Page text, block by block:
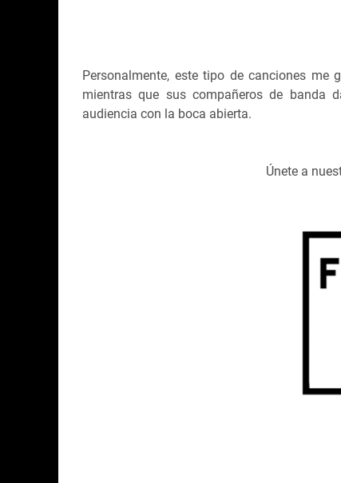
Personalmente, este tipo de canciones
mientras que sus compañeros de banda
audiencia con la boca abierta.
Únete a